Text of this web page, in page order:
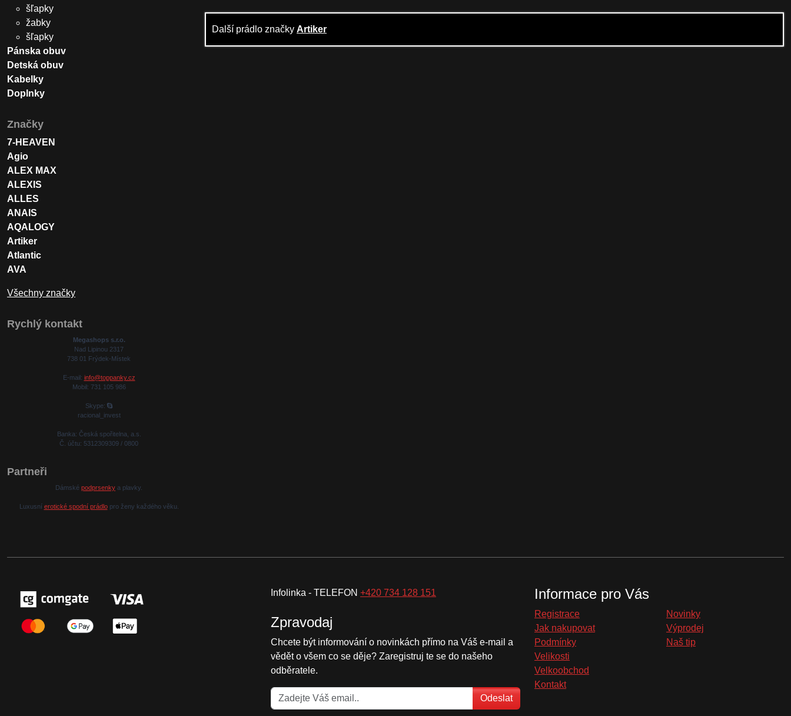
Další prádlo značky Artiker
šľapky
žabky
šľapky
Pánska obuv
Detská obuv
Kabelky
Doplnky
Značky
7-HEAVEN
Agio
ALEX MAX
ALEXIS
ALLES
ANAIS
AQALOGY
Artiker
Atlantic
AVA
Všechny značky
Rychlý kontakt
Megashops s.r.o.
Nad Lipinou 2317
738 01 Frýdek-Místek
E-mail: info@toppanky.cz
Mobil: 731 105 986
Skype:
racional_invest
Banka: Česká spořitelna, a.s.
Č. účtu: 5312309309 / 0800
Partneři
Dámské podprsenky a plavky.
Luxusní erotické spodní prádlopro ženy každého věku.
Infolinka - TELEFON +420 734 128 151
Zpravodaj
Chcete být informování o novinkách přímo na Váš e-mail a
vědět o všem co se děje? Zaregistruj te se do našeho
odběratele.
Odeslat
Informace pro Vás
Registrace
Jak nakupovat
Podmínky
Velikosti
Velkoobchod
Kontakt
Novinky
Výprodej
Naš tip